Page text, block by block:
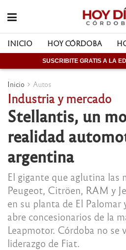
INICIO HOY CÓRDOBA
SUSCRIBITE GRATIS A LA
Inicio Autos
Industria y mercado
Stellantis, un
realidad
argentina
El gigante que aglutina las
Peugeot, Citröen, RAM y
en su planta de El Palomar
abre concesionarios de la
Leapmotor. Córdoba no se
liderazgo de Fiat.